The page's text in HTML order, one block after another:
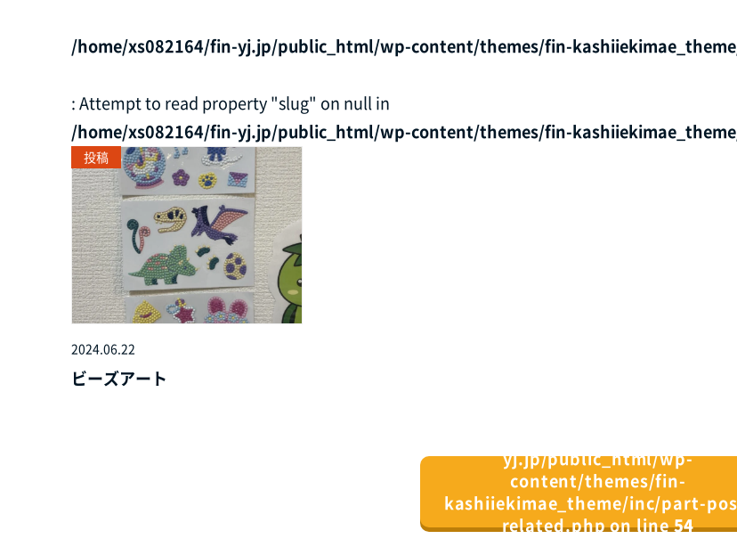
/home/xs082164/fin-yj.jp/public_html/wp-content/themes/fin-
: Attempt to read property "slug" on null in
/home/xs082164/fin-yj.jp/public_html/wp-content/themes/fin-
投稿
2024.06.22
ビーズアート
yj.jp/public_html/wp-
content/themes/fin-
kashiiekimae_theme/inc/part-
related.php on line54